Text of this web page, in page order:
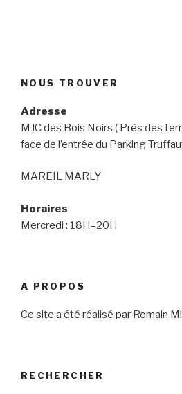
NOUS TROUVER
Adresse
MJC des Bois Noirs ( Près des
face de l’entrée du Parking
MAREIL MARLY
Horaires
Mercredi : 18H–20H
A PROPOS
Ce site a été réalisé par Romain
RECHERCHER